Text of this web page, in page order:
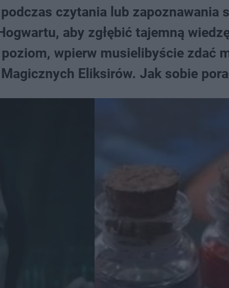
czytania lub zapoznawania
aby zgłębić tajemną
wpierw musielibyście zdać
Eliksirów. Jak sobie